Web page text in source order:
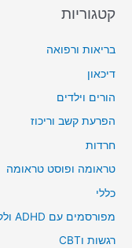
קטגוריות
בריאות ורפואה
דיכאון
הורים וילדים
הפרעת קשב וריכוז
חרדות
טראומה ופוסט טראומה
כללי
מפורסמים עם ADHD ולקויות למידה
רגשות וCBT